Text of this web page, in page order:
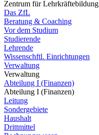
Zentrum für Lehrkräftebildung
Das ZfL
Beratung & Coaching
Vor dem Studium
Studierende
Lehrende
Wissenschftl. Einrichtungen
Verwaltung
Verwaltung
Abteilung I (Finanzen)
Abteilung I (Finanzen)
Leitung
Sondergebiete
Haushalt
Drittmittel